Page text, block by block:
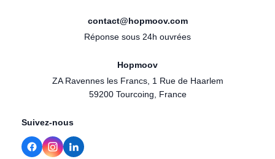
contact@hopmoov.com
Réponse sous 24h ouvrées
Hopmoov
ZA Ravennes les Francs, 1 Rue de Haarlem
59200 Tourcoing, France
Suivez-nous